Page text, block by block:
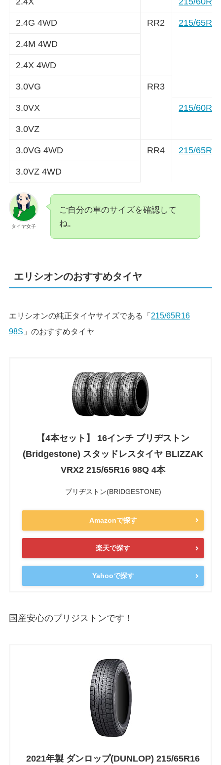
2.4G 4WD RR2 215/
2.4M 4WD
2.4X 4WD
3.0VG RR3
3.0VX 215/
3.0VZ
3.0VG 4WD RR4 215/
3.0VZ 4WD
タイヤ女子
ご自分の車のサイズを確認して
ね。
エリシオンのおすすめタイヤ
エリシオンの純正タイヤサイズである「 215/65R16
98S 」のおすすめタイヤ
【4本セット】 16インチ ブリヂストン
(Bridgestone) スタッドレスタイヤ BLIZZAK
VRX2 215/65R16 98Q 4本
ブリヂストン(BRIDGESTONE)
Amazonで探す
楽天で探す
Yahooで探す
国産安心のブリジストンです！
2021年製 ダンロップ(DUNLOP) 215/65R16